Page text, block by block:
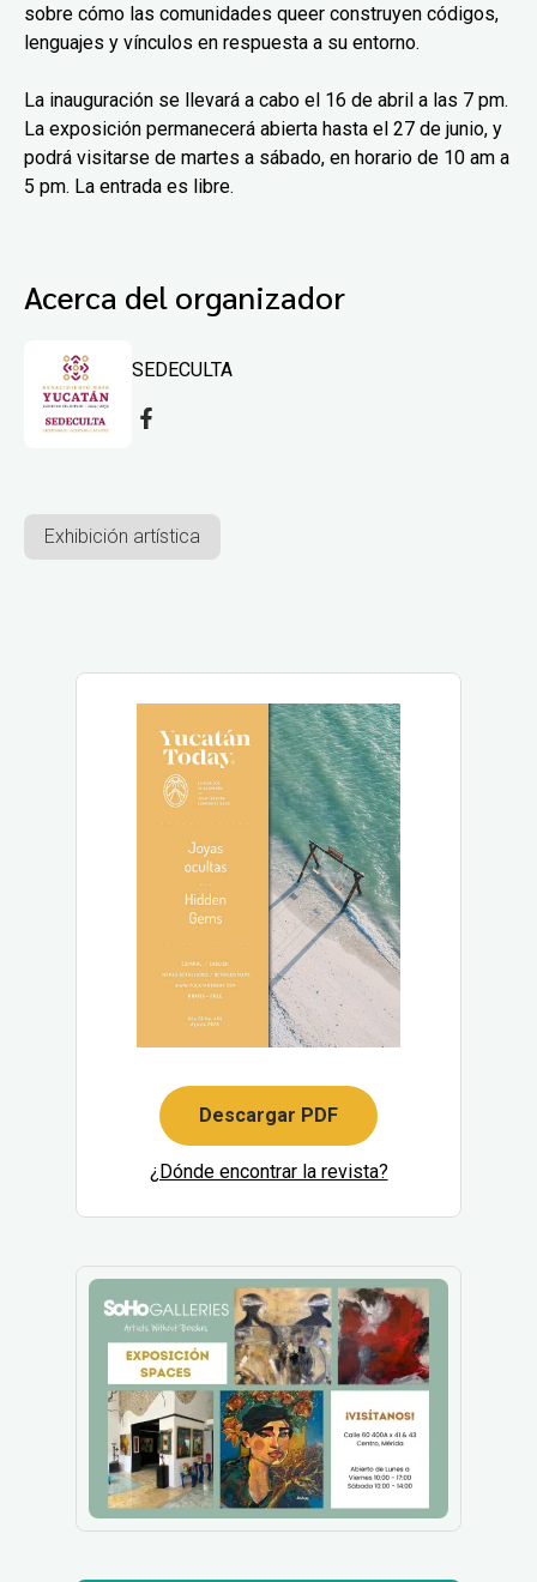
sobre cómo las comunidades queer construyen códigos,
lenguajes y vínculos en respuesta a su entorno.
La inauguración se llevará a cabo el 16 de abril a las 7 pm.
La exposición permanecerá abierta hasta el 27 de junio, y
podrá visitarse de martes a sábado, en horario de 10 am a
5 pm. La entrada es libre.
Acerca del organizador
SEDECULTA
Exhibición artística
Descargar PDF
¿Dónde encontrar la revista?